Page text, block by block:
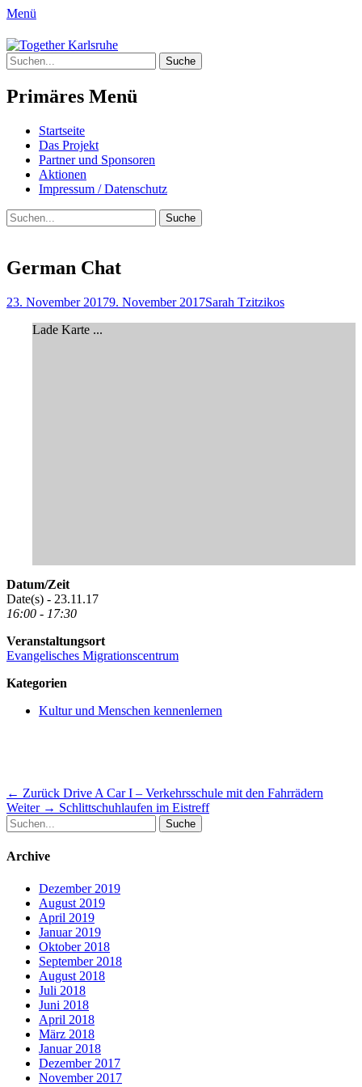
Menü
Together Karlsruhe
Integration von jungen Menschen mit
Fluchterfahrung und
Migrationshintergrund
Suche
nach:
Primäres Menü
Springe
zum
Inhalt
Startseite
Das Projekt
Partner und Sponsoren
Aktionen
Impressum / Datenschutz
Suchen
Suche
nach:
German Chat
Posted
23. November 20179. November 2017Author
Sarah Tzitzikos
Lade Karte ...
Datum/Zeit
Date(s) - 23.11.17
16:00 - 17:30
Veranstaltungsort
Evangelisches Migrationscentrum
Kategorien
Kultur und Menschen kennenlernen
Beitragsnavigation
← Zurück Vorheriger
Beitrag:
Drive A Car I – Verkehrsschule mit den Fahrrädern
Weiter → Nächster
Schlittschuhlaufen im Eistreff
Suche
nach:
Archive
Dezember 2019
August 2019
April 2019
Januar 2019
Oktober 2018
September 2018
August 2018
Juli 2018
Juni 2018
April 2018
März 2018
Januar 2018
Dezember 2017
November 2017